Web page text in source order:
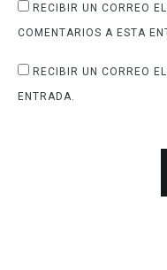
RECIBIR UN CORREO
COMENTARIOS A ESTA
RECIBIR UN CORREO
ENTRADA.